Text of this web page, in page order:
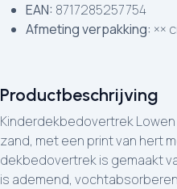
Productbeschrijving
Kinderdekbedovertrek
zand, met een print van hert
dekbedovertrek is gemaakt
is ademend,
EAN: 8717285257754
Afmeting verpakking: ××